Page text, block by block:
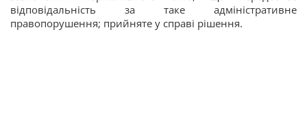
відповідальність за таке адміністративне
правопорушення; прийняте у справі рішення.